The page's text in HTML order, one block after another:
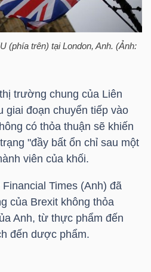
(phía trên) tại London, Anh. (Ảnh:
trường chung của Liên
giai đoạn chuyển tiếp vào
có thỏa thuận sẽ khiến
"đầy bất ổn chỉ sau một
viên của khối.
Times (Anh) đã
của Brexit không thỏa
Anh, từ thực phẩm đến
đến dược phẩm.